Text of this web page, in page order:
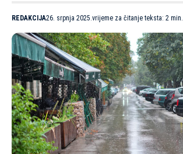
REDAKCIJA26. srpnja 2025.vrijeme za čitanje teksta: 2 min.